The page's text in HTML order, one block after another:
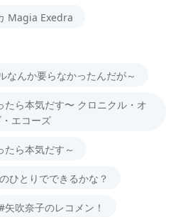
Magia Exedra
なんか要らなかったんだが～
ら本気だす〜 クロニクル・オ
エコーズ
ら本気だす～
ひとりでできるかな？
矢吹奈子のレコメン！